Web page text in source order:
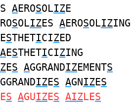
AEROSOLIZE
SOLIZES AEROSOLIZING
ESTHETICIZED
AESTHETICIZING
ES AGGRANDIZEMENTS
GGRANDIZES AGNIZES
ES AGUIZES AIZLES